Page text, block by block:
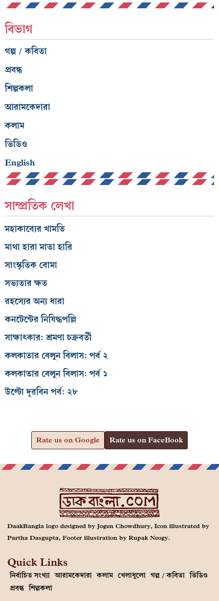
বিভাগ
গল্প / কবিতা
প্রবন্ধ
শিল্পকলা
আরামকেদারা
কলাম
ভিডিও
English
সাম্প্রতিক লেখা
মহাকাব্যের খামতি
মাথা হারা মাতা হারি
সাংস্কৃতিক বোমা
সভ্যতার ক্ষত
রহস্যের অন্য ধারা
কনটেন্টের নিষিদ্ধপল্লি
সাক্ষাৎকার: শ্রমণা চক্রবর্তী
কলকাতার বেলুন বিলাস: পর্ব ২
কলকাতার বেলুন বিলাস: পর্ব ১
উল্টো দূরবিন পর্ব: ২৮
Rate us on Google Rate us on FaceBook
DaakBangla logo designed by Jogen Chowdhury, Icon illustrated by
Partha Dasgupta, Footer illustration by Rupak Neogy.
Quick Links
নির্বাচিত সংখ্যা আরামকেদারা কলাম খেলাধুলো গল্প / কবিতা ভিডিও
প্রবন্ধ শিল্পকলা